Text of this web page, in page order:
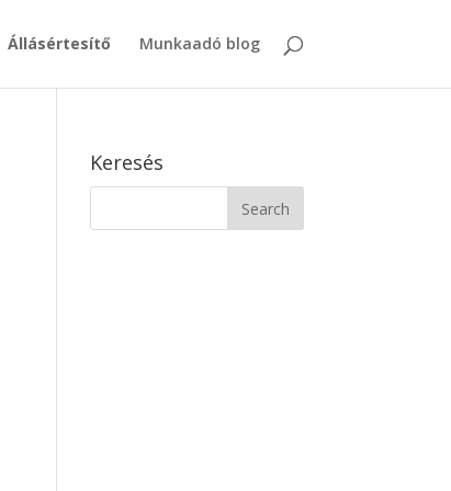
Állásértesítő Munkaadó blog
Keresés